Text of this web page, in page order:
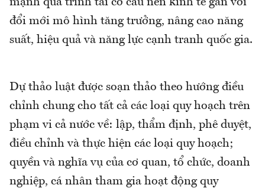
đổi mới mô hình tăng trưởng, nâng cao năng
suất, hiệu quả và năng lực cạnh tranh quốc gia.
Dự thảo luật được soạn thảo theo hướng điều
chỉnh chung cho tất cả các loại quy hoạch trên
phạm vi cả nước về: lập, thẩm định, phê duyệt,
điều chỉnh và thực hiện các loại quy hoạch;
quyền và nghĩa vụ của cơ quan, tổ chức, doanh
nghiệp, cá nhân tham gia hoạt động quy